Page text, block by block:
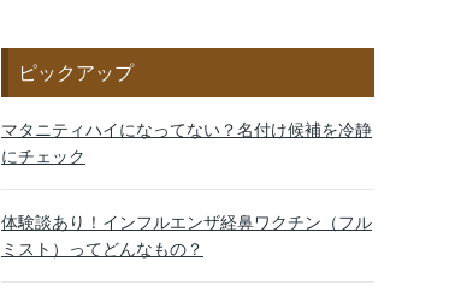
ピックアップ
マタニティハイになってない？名付け候補を冷静
にチェック
体験談あり！インフルエンザ経鼻ワクチン（フル
ミスト）ってどんなもの？